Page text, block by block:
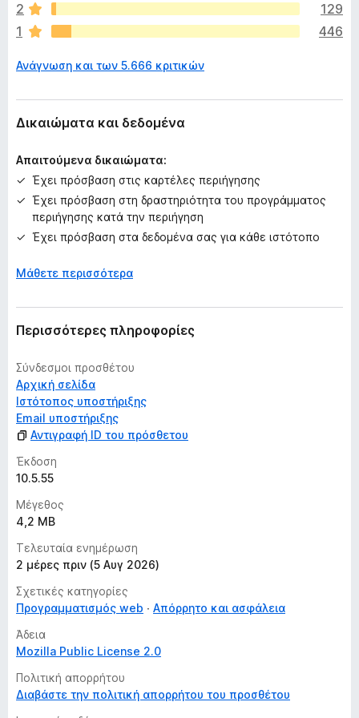
ρ
χ
υ
α
κ
μ
β
α
μ
λ
γ
ε
2
129
1
446
Ανάγνωση και των 5.666 κριτικών
Δικαιώματα και δεδομένα
Απαιτούμενα δικαιώματα:
Έχει πρόσβαση στις καρτέλες περιήγησης
Έχει πρόσβαση στη δραστηριότητα του προγράμματος
περιήγησης κατά την περιήγηση
Έχει πρόσβαση στα δεδομένα σας για κάθε ιστότοπο
Μάθετε περισσότερα
Περισσότερες πληροφορίες
Σύνδεσμοι προσθέτου
Αρχική σελίδα
Ιστότοπος υποστήριξης
Email υποστήριξης
Αντιγραφή ID του πρόσθετου
Έκδοση
10.5.55
Μέγεθος
4,2 MB
Τελευταία ενημέρωση
2 μέρες πριν (5 Αυγ 2026)
Σχετικές κατηγορίες
Προγραμματισμός web
Απόρρητο και ασφάλεια
Άδεια
Mozilla Public License 2.0
Πολιτική απορρήτου
Διαβάστε την πολιτική απορρήτου του προσθέτου